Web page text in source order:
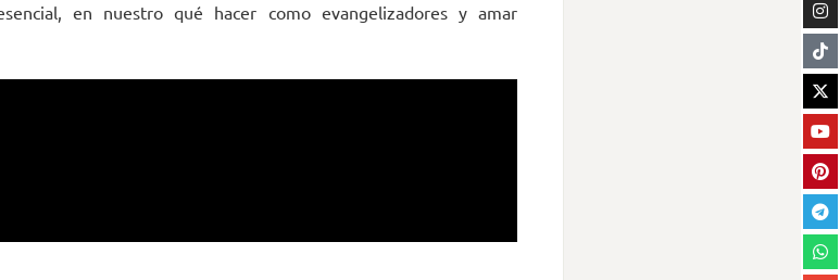
en nuestro qué hacer como evangelizadores y amar